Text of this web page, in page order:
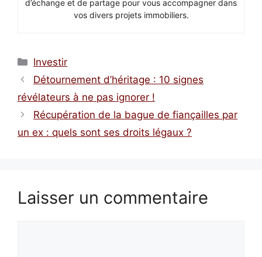
d’échange et de partage pour vous accompagner dans
vos divers projets immobiliers.
Catégories
Investir
Détournement d’héritage : 10 signes
révélateurs à ne pas ignorer !
Récupération de la bague de fiançailles par
un ex : quels sont ses droits légaux ?
Laisser un commentaire